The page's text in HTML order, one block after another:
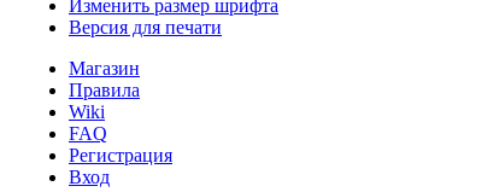
Изменить размер шрифта
Версия для печати
Магазин
Правила
Wiki
FAQ
Регистрация
Вход